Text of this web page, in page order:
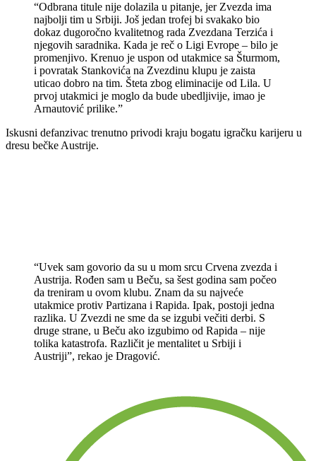
“Odbrana titule nije dolazila u pitanje, jer Zvezda ima
najbolji tim u Srbiji. Još jedan trofej bi svakako bio
dokaz dugoročno kvalitetnog rada Zvezdana Terzića i
njegovih saradnika. Kada je reč o Ligi Evrope – bilo je
promenjivo. Krenuo je uspon od utakmice sa Šturmom,
i povratak Stankovića na Zvezdinu klupu je zaista
uticao dobro na tim. Šteta zbog eliminacije od Lila. U
prvoj utakmici je moglo da bude ubedljivije, imao je
Arnautović prilike.”
Iskusni defanzivac trenutno privodi kraju bogatu igračku karijeru u
dresu bečke Austrije.
“Uvek sam govorio da su u mom srcu Crvena zvezda i
Austrija. Rođen sam u Beču, sa šest godina sam počeo
da treniram u ovom klubu. Znam da su najveće
utakmice protiv Partizana i Rapida. Ipak, postoji jedna
razlika. U Zvezdi ne sme da se izgubi večiti derbi. S
druge strane, u Beču ako izgubimo od Rapida – nije
tolika katastrofa. Različit je mentalitet u Srbiji i
Austriji”, rekao je Dragović.